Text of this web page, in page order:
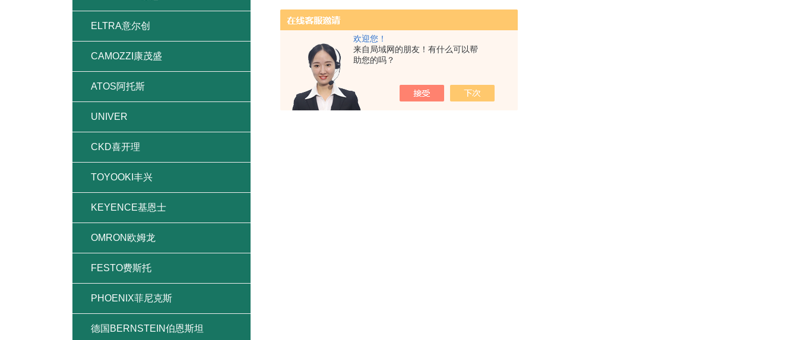
欢迎您！
来自局域网的朋友！有什么可以帮
助您的吗？
ELTRA意尔创
CAMOZZI康茂盛
ATOS阿托斯
UNIVER
CKD喜开理
TOYOOKI丰兴
KEYENCE基恩士
OMRON欧姆龙
FESTO费斯托
PHOENIX菲尼克斯
德国BERNSTEIN伯恩斯坦